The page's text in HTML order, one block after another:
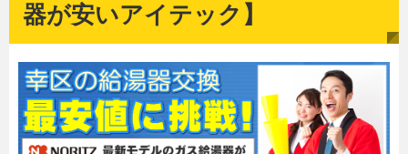
器が安いアイテック】